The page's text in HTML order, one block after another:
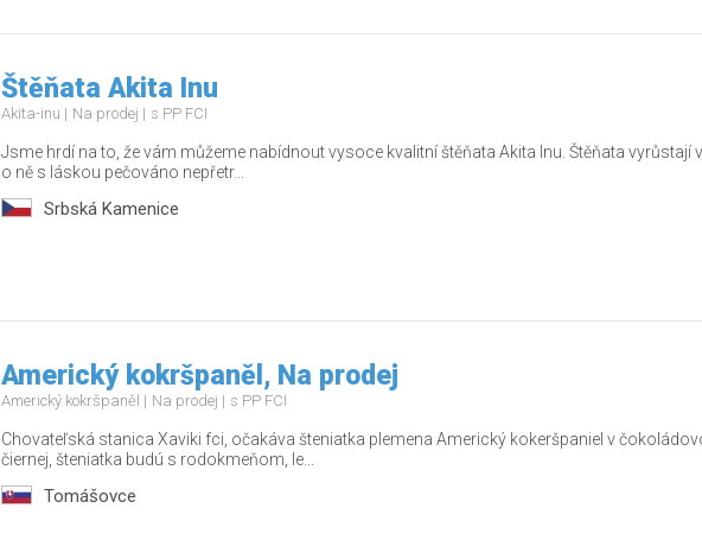
Štěňata Akita Inu
Akita-inu Na prodej s PP FCI
Jsme hrdí na to, že vám můžeme nabídnout vysoce kvalitní štěňata Akita Inu. Štěňata vyrůstají
o ně s láskou pečováno nepřetr...
Srbská Kamenice
Americký kokršpaněl, Na prodej
Americký kokršpaněl Na prodej s PP FCI
Chovateľská stanica Xaviki fci, očakáva šteniatka plemena Americký kokeršpaniel v
čiernej, šteniatka budú s rodokmeňom, le...
Tomášovce